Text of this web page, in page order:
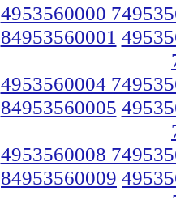
4953560000
84953560001
4953560004
84953560005
4953560008
84953560009